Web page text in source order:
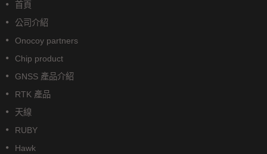
首頁
公司介紹
Onocoy partners
Chip product
GNSS 產品介紹
RTK 產品
天線
RUBY
Hawk